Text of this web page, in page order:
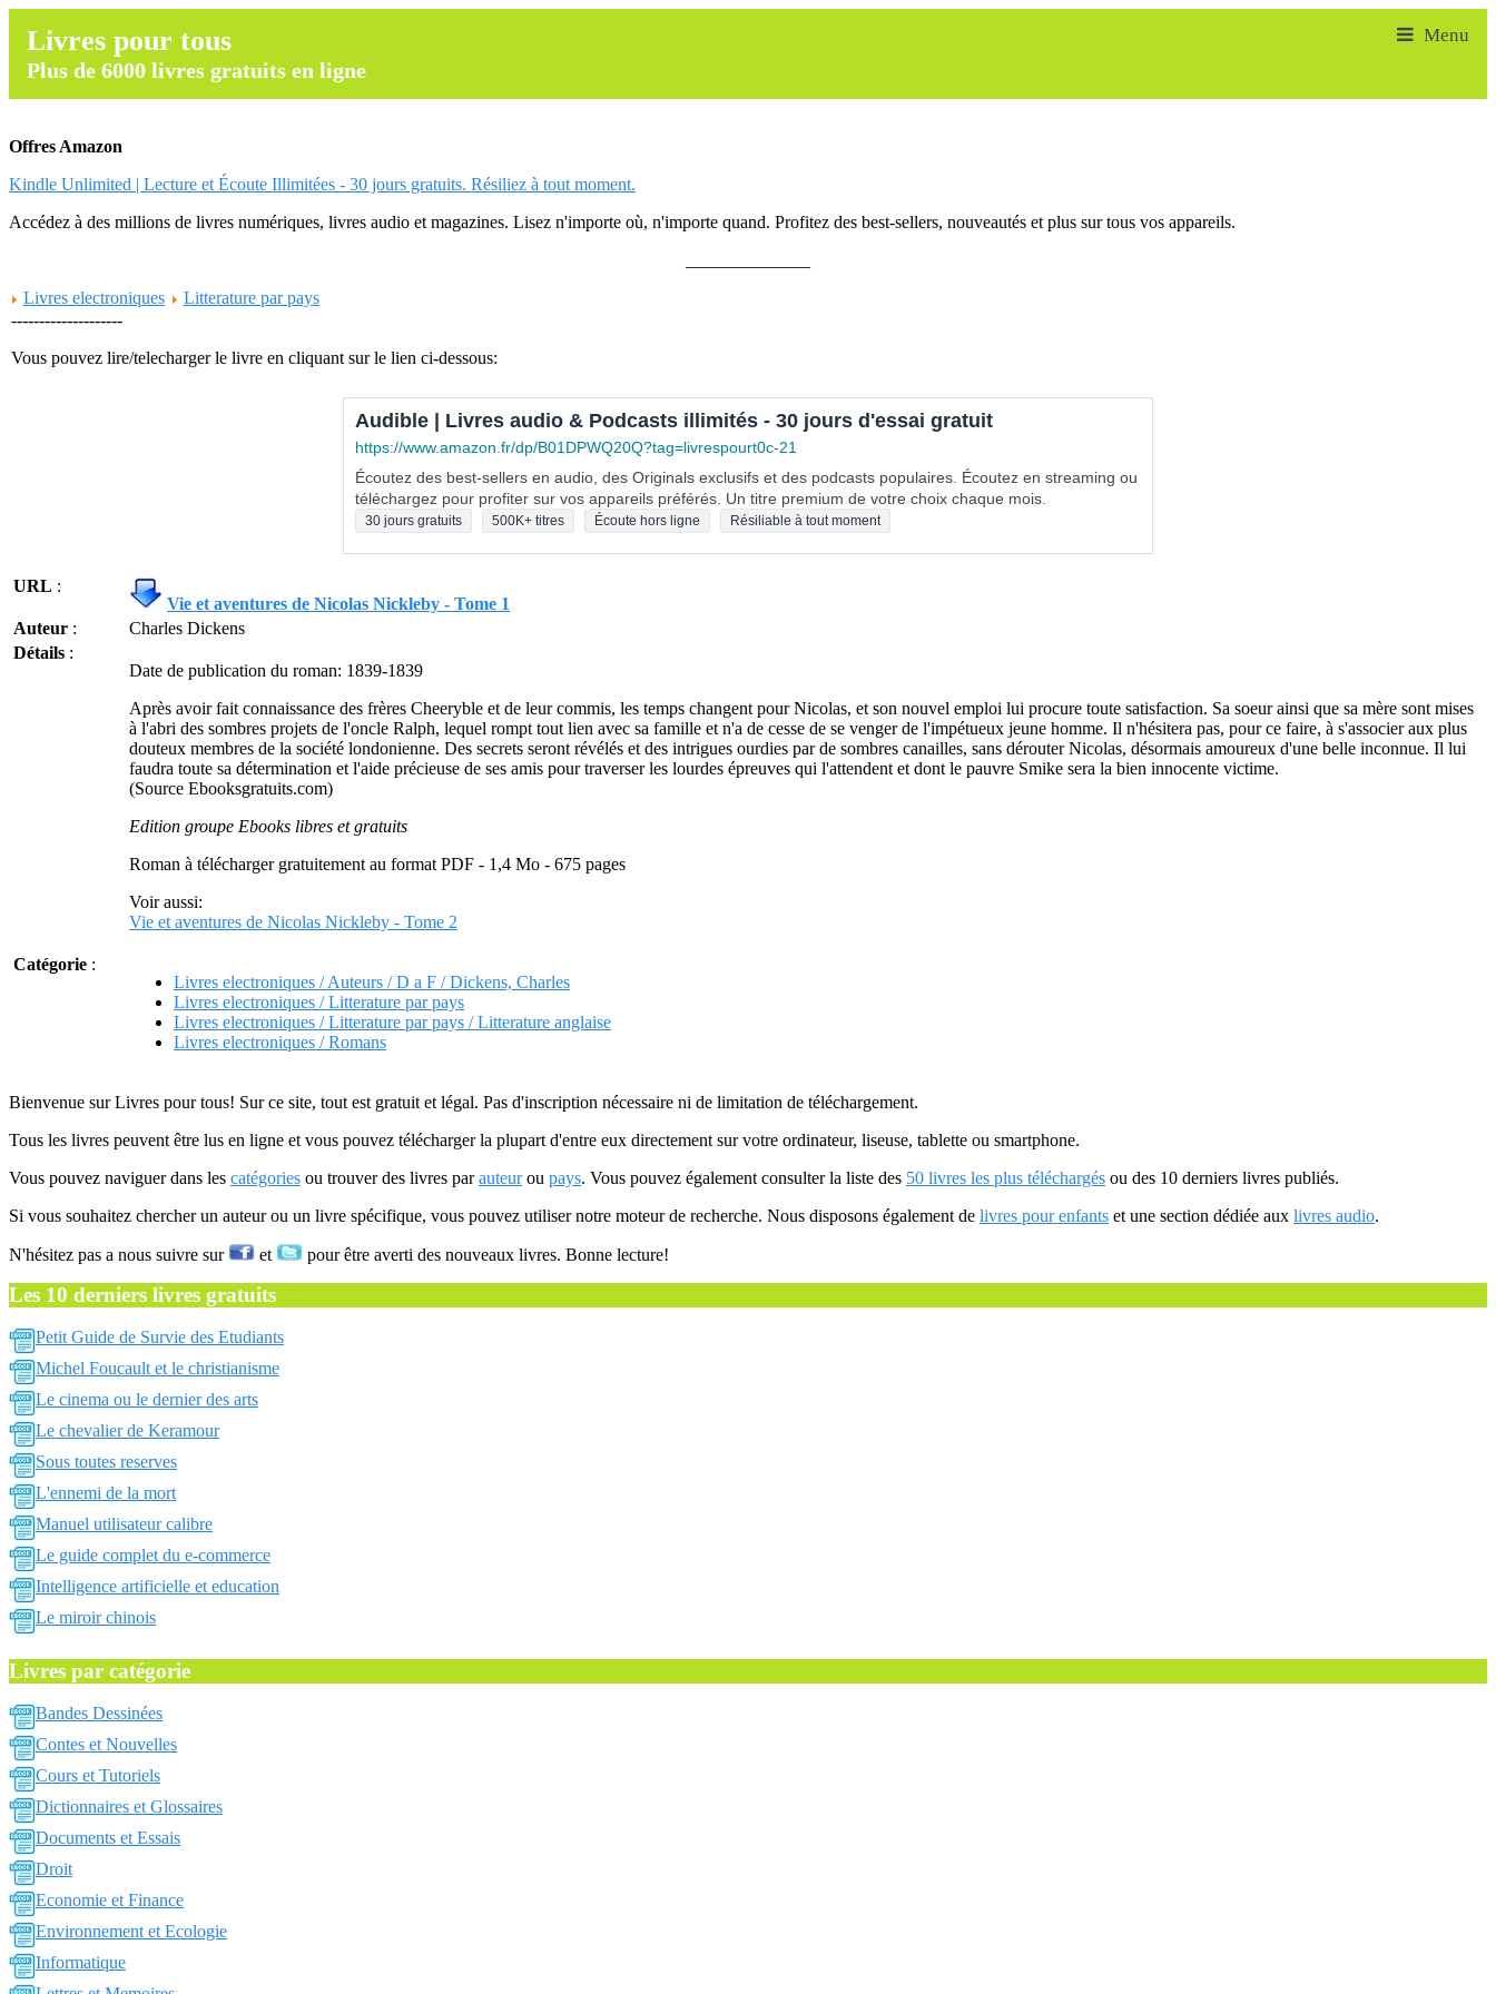
Livres pour tous
Plus de 6000 livres gratuits en ligne
Offres Amazon
Kindle Unlimited | Lecture et Écoute Illimitées - 30 jours gratuits. Résiliez à tout moment.
Accédez à des millions de livres numériques, livres audio et magazines. Lisez n'importe où, n'importe quand. Profitez des best-sellers, nouveautés et plus sur tous vos appareils.
Livres electroniques
Litterature par pays
--------------------
Vous pouvez lire/telecharger le livre en cliquant sur le lien ci-dessous:
Audible | Livres audio & Podcasts illimités - 30 jours d'essai gratuit
https://www.amazon.fr/dp/B01DPWQ20Q?tag=livrespourt0c-21
Écoutez des best-sellers en audio, des Originals exclusifs et des podcasts populaires. Écoutez en streaming ou
téléchargez pour profiter sur vos appareils préférés. Un titre premium de votre choix chaque mois.
30 jours gratuits 500K+ titres Écoute hors ligne Résiliable à tout moment
URL :
Vie et aventures de Nicolas Nickleby - Tome 1
Auteur :
Charles Dickens
Détails :
Date de publication du roman: 1839-1839
Après avoir fait connaissance des frères Cheeryble et de leur commis, les temps changent pour Nicolas, et son nouvel emploi lui procure toute satisfaction. Sa soeur ainsi que sa mère sont mises
à l'abri des sombres projets de l'oncle Ralph, lequel rompt tout lien avec sa famille et n'a de cesse de se venger de l'impétueux jeune homme. Il n'hésitera pas, pour ce faire, à s'associer aux plus
douteux membres de la société londonienne. Des secrets seront révélés et des intrigues ourdies par de sombres canailles, sans dérouter Nicolas, désormais amoureux d'une belle inconnue. Il lui
faudra toute sa détermination et l'aide précieuse de ses amis pour traverser les lourdes épreuves qui l'attendent et dont le pauvre Smike sera la bien innocente victime.
(Source Ebooksgratuits.com)
Edition groupe Ebooks libres et gratuits
Roman à télécharger gratuitement au format PDF - 1,4 Mo - 675 pages
Voir aussi:
Vie et aventures de Nicolas Nickleby - Tome 2
Catégorie :
Livres electroniques / Auteurs / D a F / Dickens, Charles
Livres electroniques / Litterature par pays
Livres electroniques / Litterature par pays / Litterature anglaise
Livres electroniques / Romans
Bienvenue sur Livres pour tous! Sur ce site, tout est gratuit et légal. Pas d'inscription nécessaire ni de limitation de téléchargement.
Tous les livres peuvent être lus en ligne et vous pouvez télécharger la plupart d'entre eux directement sur votre ordinateur, liseuse, tablette ou smartphone.
Vous pouvez naviguer dans les catégories ou trouver des livres parauteurou pays. Vous pouvez également consulter la liste des 50 livres les plus téléchargés ou des 10 derniers livres publiés.
Si vous souhaitez chercher un auteur ou un livre spécifique, vous pouvez utiliser notre moteur de recherche. Nous disposons également de livres pour enfants et une section dédiée aux livres audio.
N'hésitez pas a nous suivre sur et pour être averti des nouveaux livres. Bonne lecture!
Les 10 derniers livres gratuits
Petit Guide de Survie des Etudiants
Michel Foucault et le christianisme
Le cinema ou le dernier des arts
Le chevalier de Keramour
Sous toutes reserves
L'ennemi de la mort
Manuel utilisateur calibre
Le guide complet du e-commerce
Intelligence artificielle et education
Le miroir chinois
Livres par catégorie
Bandes Dessinées
Contes et Nouvelles
Cours et Tutoriels
Dictionnaires et Glossaires
Documents et Essais
Droit
Economie et Finance
Environnement et Ecologie
Informatique